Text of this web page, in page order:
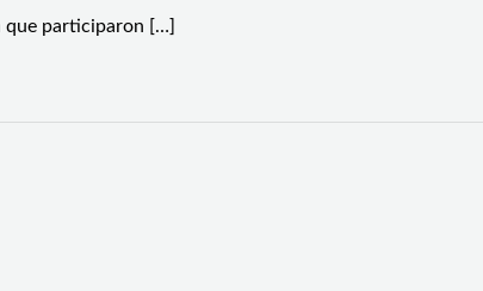
que participaron […]